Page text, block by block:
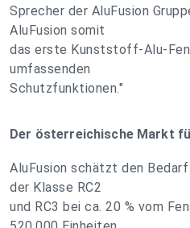
Sprecher der AluFusion
AluFusion somit
das erste Kunststoff-Alu-
umfassenden
Schutzfunktionen."
Der österreichische Markt
AluFusion schätzt den
der Klasse RC2
und RC3 bei ca. 20 % vom